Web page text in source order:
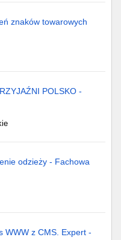
znaków towarowych
POLSKO -
odzieży - Fachowa
WWW z CMS. Expert -